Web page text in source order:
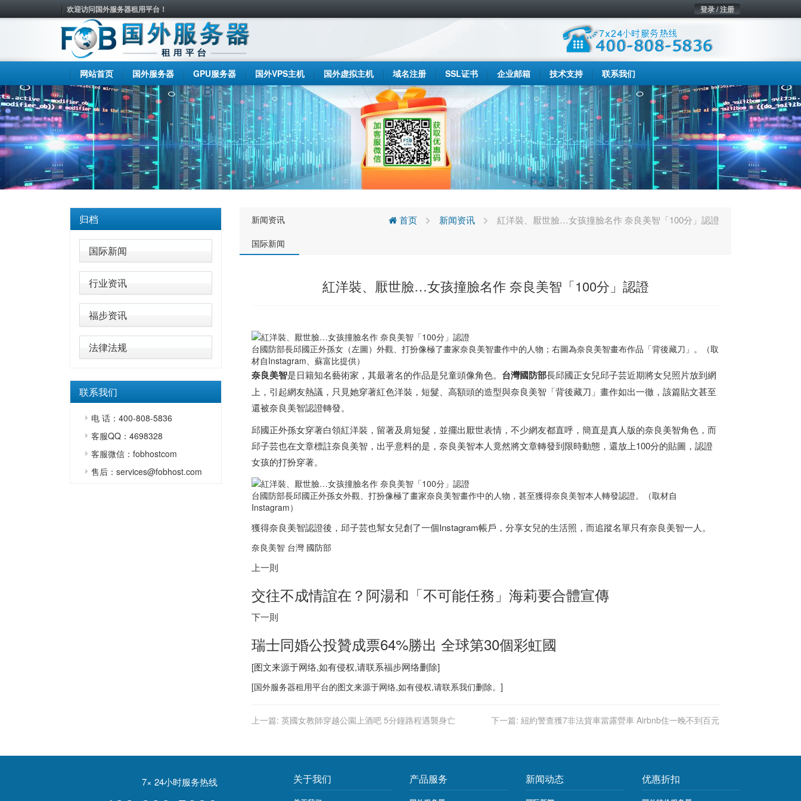
欢迎访问国外服务器租用平台！ 登录 / 注册
网站首页 国外服务器 GPU服务器 国外VPS主机 国外虚拟主机 域名注册 SSL证书 企业邮箱 技术支持 联系我们
归档
国际新闻
行业资讯
福步资讯
法律法规
联系我们
电 话：400-808-5836
客服QQ：4698328
客服微信：fobhostcom
售后：services@fobhost.com
新闻资讯
国际新闻
首页 新闻资讯 紅洋裝、厭世臉…女孩撞臉名作 奈良美智「100分」認證
紅洋裝、厭世臉…女孩撞臉名作 奈良美智「100分」認證
台國防部長邱國正外孫女（左圖）外觀、打扮像極了畫家奈良美智畫作中的人物；右圖為奈良美智畫布作品「背後藏刀」。（取
材自Instagram、蘇富比提供）
奈良美智是日籍知名藝術家，其最著名的作品是兒童頭像角色。 台灣國防部長邱國正女兒邱子芸近期將女兒照片放到網
上，引起網友熱議，只見她穿著紅色洋裝，短髮、高額頭的造型與奈良美智「背後藏刀」畫作如出一徹，該篇貼文甚至
還被奈良美智認證轉發。
邱國正外孫女穿著白領紅洋裝，留著及肩短髮，並擺出厭世表情，不少網友都直呼，簡直是真人版的奈良美智角色，而
邱子芸也在文章標註奈良美智，出乎意料的是，奈良美智本人竟然將文章轉發到限時動態，還放上100分的貼圖，認證
女孩的打扮穿著。
台國防部長邱國正外孫女外觀、打扮像極了畫家奈良美智畫作中的人物，甚至獲得奈良美智本人轉發認證。（取材自
Instagram）
獲得奈良美智認證後，邱子芸也幫女兒創了一個Instagram帳戶，分享女兒的生活照，而追蹤名單只有奈良美智一人。
奈良美智 台灣 國防部
上一則
交往不成情誼在？阿湯和「不可能任務」海莉要合體宣傳
下一則
瑞士同婚公投贊成票64%勝出 全球第30個彩虹國
[图文来源于网络,如有侵权,请联系福步网络删除]
[国外服务器租用平台的图文来源于网络,如有侵权,请联系我们删除。]
上一篇: 英國女教師穿越公園上酒吧 5分鐘路程遇襲身亡 下一篇: 紐約警查獲7非法貨車當露營車 Airbnb住一晚不到百元
7× 24小时服务热线 关于我们 产品服务 新闻动态 优惠折扣